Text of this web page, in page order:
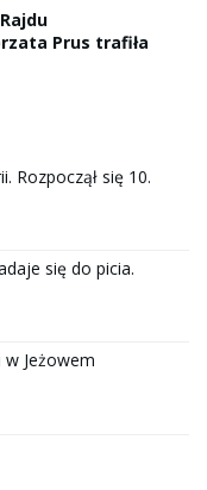
Prus trafiła
Rozpoczął się 10.
się do picia.
w Jeżowem